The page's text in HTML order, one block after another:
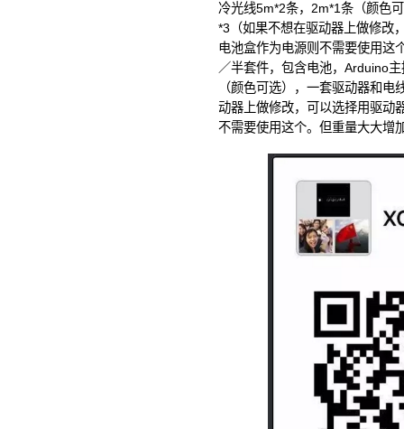
冷光线5m*2条，2m*1条（颜色
*3（如果不想在驱动器上做修改
电池盒作为电源则不需要使用这
／半套件，包含电池，Arduino
（颜色可选），一套驱动器和
动器上做修改，可以选择用驱动
不需要使用这个。但重量大大增